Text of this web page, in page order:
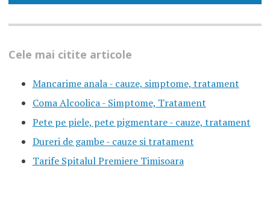
Cele mai citite articole
Mancarime anala - cauze, simptome, tratament
Coma Alcoolica - Simptome, Tratament
Pete pe piele, pete pigmentare - cauze, tratament
Dureri de gambe - cauze si tratament
Tarife Spitalul Premiere Timisoara